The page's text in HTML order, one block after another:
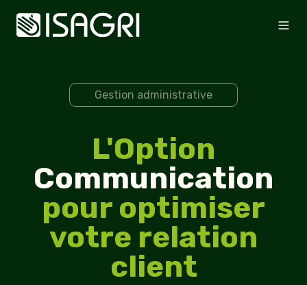
Gestion administrative
L'Option
Communication
pour optimiser
votre relation
client